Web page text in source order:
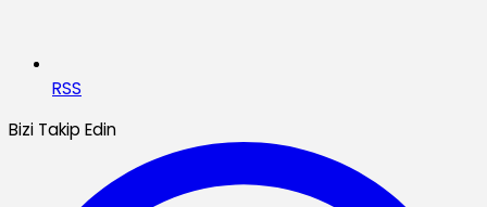
RSS
Bizi Takip Edin